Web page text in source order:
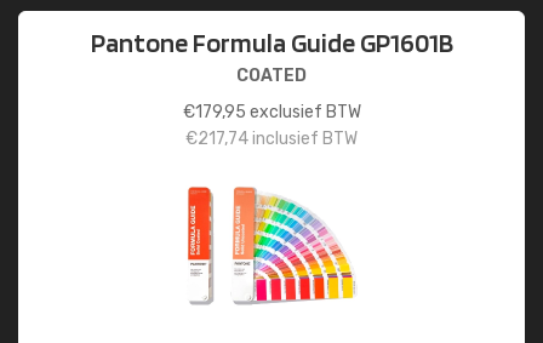
Pantone Formula Guide GP1601B
COATED
€179,95 exclusief BTW
€217,74inclusief BTW